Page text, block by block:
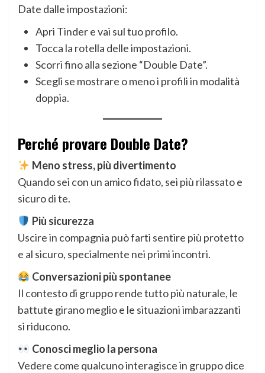
Date dalle impostazioni:
Apri Tinder e vai sul tuo profilo.
Tocca la rotella delle impostazioni.
Scorri fino alla sezione “Double Date”.
Scegli se mostrare o meno i profili in modalità
doppia.
Perché provare Double Date?
Meno stress, più divertimento
Quando sei con un amico fidato, sei più rilassato e
sicuro di te.
Più sicurezza
Uscire in compagnia può farti sentire più protetto
e al sicuro, specialmente nei primi incontri.
Conversazioni più spontanee
Il contesto di gruppo rende tutto più naturale, le
battute girano meglio e le situazioni imbarazzanti
si riducono.
Conosci meglio la persona
Vedere come qualcuno interagisce in gruppo dice